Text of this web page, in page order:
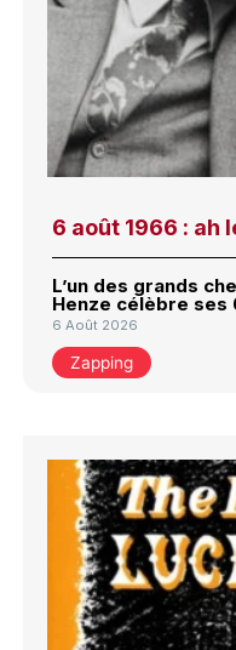
6 août 1966 : ah
L’un des grands
Henze célèbre ses
6 Août 2026
Zapping